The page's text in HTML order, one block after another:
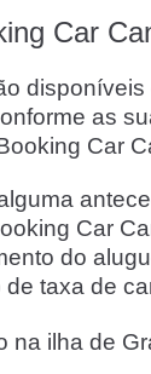
Car
as
Car
Car
do
taxa de
ilha de